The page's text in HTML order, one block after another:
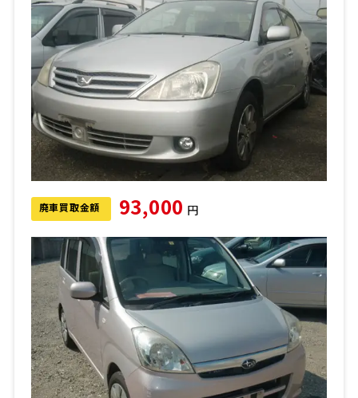
廃車買取金額 93,000 円